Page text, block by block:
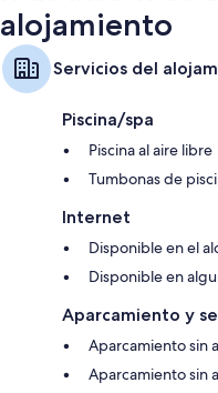
alojamiento
Servicios del
Piscina/spa
Piscina al aire libre
Tumbonas de
Internet
Disponible en el
Disponible en
Aparcamiento y
Aparcamiento sin
Aparcamiento sin